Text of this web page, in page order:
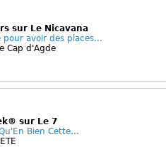
sur Le Nicavana
avoir des places...
Cap d'Agde
sur Le 7
Bien Cette...